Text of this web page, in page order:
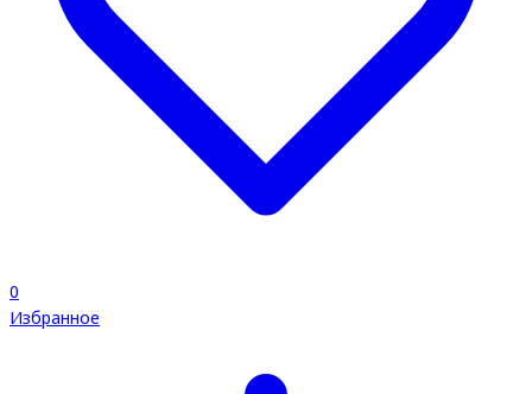
0
Избранное